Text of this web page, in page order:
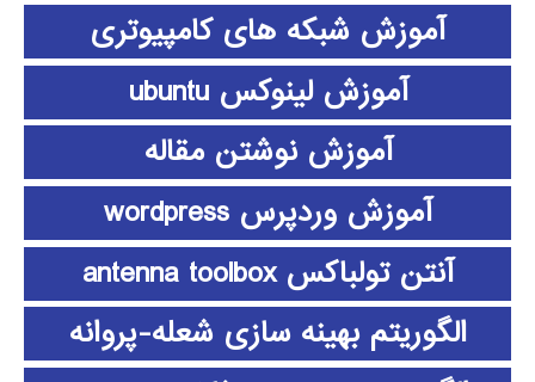
آموزش شبکه های کامپیوتری
آموزش لینوکس ubuntu
آموزش نوشتن مقاله
آموزش وردپرس wordpress
آنتن تولباکس antenna toolbox
الگوریتم بهینه سازی شعله-پروانه